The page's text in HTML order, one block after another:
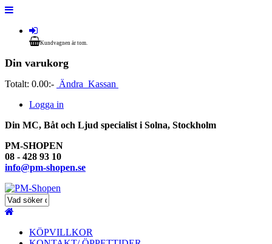
Kundvagnen är tom.
Din varukorg
Totalt: 0.00:- Ändra Kassan
Logga in
Din MC, Båt och Ljud specialist i Solna, Stockholm
PM-SHOPEN
08 - 428 93 10
info@pm-shopen.se
KÖPVILLKOR